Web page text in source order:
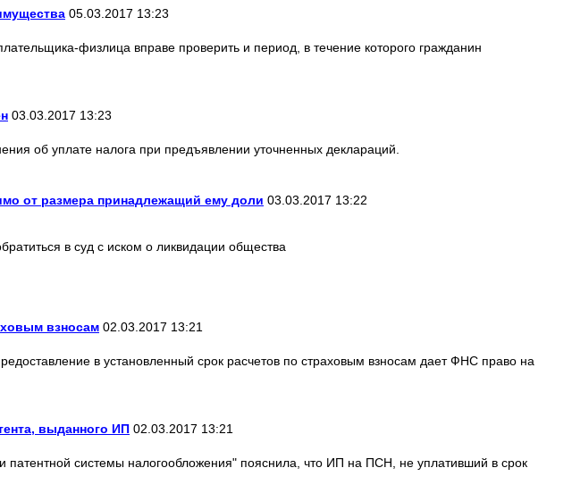
05.03.2017 13:23
физлица вправе проверить и период, в течение которого гражданин
03.03.2017 13:23
об уплате налога при предъявлении уточненных деклараций.
от размера принадлежащий ему доли 03.03.2017 13:22
в суд с иском о ликвидации общества
взносам 02.03.2017 13:21
в установленный срок расчетов по страховым взносам дает ФНС право на
выданного ИП 02.03.2017 13:21
системы налогообложения" пояснила, что ИП на ПСН, не уплативший в срок